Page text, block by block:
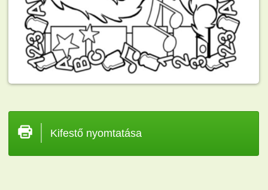
Kifestő nyomtatása